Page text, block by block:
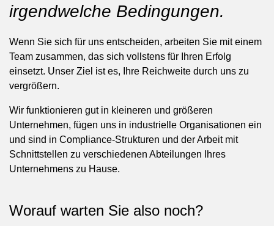
irgendwelche Bedingungen.
Wenn Sie sich für uns entscheiden, arbeiten Sie mit einem
Team zusammen, das sich vollstens für Ihren Erfolg
einsetzt. Unser Ziel ist es, Ihre Reichweite durch uns zu
vergrößern.
Wir funktionieren gut in kleineren und größeren
Unternehmen, fügen uns in industrielle Organisationen ein
und sind in Compliance-Strukturen und der Arbeit mit
Schnittstellen zu verschiedenen Abteilungen Ihres
Unternehmens zu Hause.
Worauf warten Sie also noch?